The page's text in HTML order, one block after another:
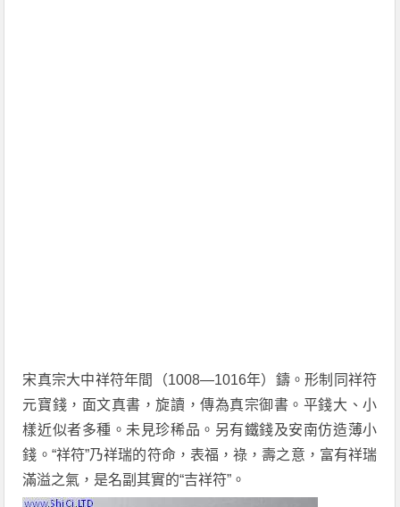
宋真宗大中祥符年間（1008—1016年）鑄。形制同祥符
元寶錢，面文真書，旋讀，傳為真宗御書。平錢大、小
樣近似者多種。未見珍稀品。另有鐵錢及安南仿造薄小
錢。“祥符”乃祥瑞的符命，表福，祿，壽之意，富有祥瑞
滿溢之氣，是名副其實的“吉祥符”。